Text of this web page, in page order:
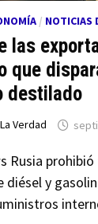
/ NOTICIAS
las
que
destilado
Verdad
Rusia
diésel y